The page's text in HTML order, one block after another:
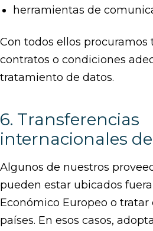
herramientas de
Con todos ellos procuramos
contratos o condiciones
tratamiento de datos.
6. Transferencias
internacionales
Algunos de nuestros
pueden estar ubicados
Económico Europeo o
países. En esos casos,